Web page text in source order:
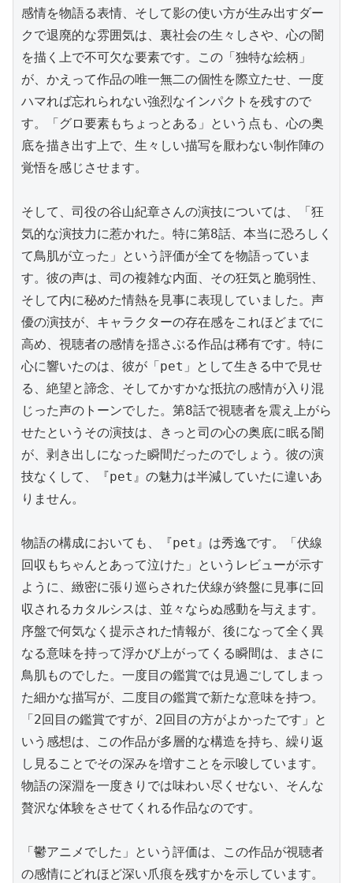
感情を物語る表情、そして影の使い方が生み出すダー
クで退廃的な雰囲気は、裏社会の生々しさや、心の闇
を描く上で不可欠な要素です。この「独特な絵柄」
が、かえって作品の唯一無二の個性を際立たせ、一度
ハマれば忘れられない強烈なインパクトを残すので
す。「グロ要素もちょっとある」という点も、心の奥
底を描き出す上で、生々しい描写を厭わない制作陣の
覚悟を感じさせます。
そして、司役の谷山紀章さんの演技については、「狂
気的な演技力に惹かれた。特に第8話、本当に恐ろしく
て鳥肌が立った」という評価が全てを物語っていま
す。彼の声は、司の複雑な内面、その狂気と脆弱性、
そして内に秘めた情熱を見事に表現していました。声
優の演技が、キャラクターの存在感をこれほどまでに
高め、視聴者の感情を揺さぶる作品は稀有です。特に
心に響いたのは、彼が「pet」として生きる中で見せ
る、絶望と諦念、そしてかすかな抵抗の感情が入り混
じった声のトーンでした。第8話で視聴者を震え上がら
せたというその演技は、きっと司の心の奥底に眠る闇
が、剥き出しになった瞬間だったのでしょう。彼の演
技なくして、『pet』の魅力は半減していたに違いあ
りません。
物語の構成においても、『pet』は秀逸です。「伏線
回収もちゃんとあって泣けた」というレビューが示す
ように、緻密に張り巡らされた伏線が終盤に見事に回
収されるカタルシスは、並々ならぬ感動を与えます。
序盤で何気なく提示された情報が、後になって全く異
なる意味を持って浮かび上がってくる瞬間は、まさに
鳥肌ものでした。一度目の鑑賞では見過ごしてしまっ
た細かな描写が、二度目の鑑賞で新たな意味を持つ。
「2回目の鑑賞ですが、2回目の方がよかったです」と
いう感想は、この作品が多層的な構造を持ち、繰り返
し見ることでその深みを増すことを示唆しています。
物語の深淵を一度きりでは味わい尽くせない、そんな
贅沢な体験をさせてくれる作品なのです。
「鬱アニメでした」という評価は、この作品が視聴者
の感情にどれほど深い爪痕を残すかを示しています。